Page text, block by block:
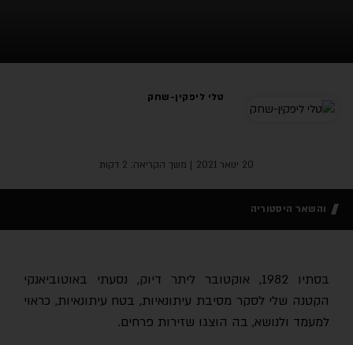
טלי ליפקין-שחק
20 ינואר 2021 | משך הקריאה: 2 דקות
והשאר היסטוריה
בסתיו 1982, אוקטובר ליתר דיוק, נסעתי באוטוביאנקי
הקטנה שלי לסקר מסיבת עיתונאיות, בטח עיתונאיות, כראוי
למעמד ולנושא, בה הוצגו שזירות פרחים.